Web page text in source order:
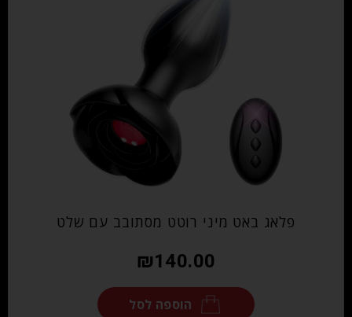
פלאג באט מיני רוטט מסתובב עם שלט
₪140.00
הוספה לסל